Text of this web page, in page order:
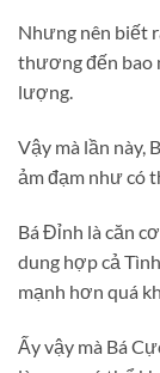
Nhưng nên biết
thương đến bao
lượng.
Vậy mà lần này,
ảm đạm như có
Bá Đỉnh là căn
dung hợp cả
mạnh hơn quá
Ấy vậy mà Bá